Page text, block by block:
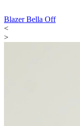
Blazer Bella Off
<
>